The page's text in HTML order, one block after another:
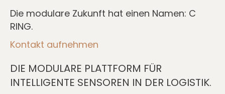
Die modulare Zukunft hat einen Namen: C
RING.
Kontakt aufnehmen
DIE MODULARE PLATTFORM FÜR
INTELLIGENTE SENSOREN IN DER LOGISTIK.